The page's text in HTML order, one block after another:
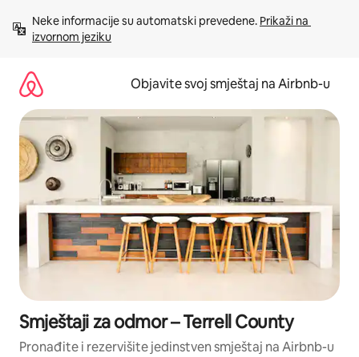
sadržaj
Neke informacije su automatski prevedene. Prikaži na
izvornom jeziku
Objavite svoj smještaj na Airbnb-u
Smještaji za odmor – Terrell County
Pronađite i rezervišite jedinstven smještaj na Airbnb-u